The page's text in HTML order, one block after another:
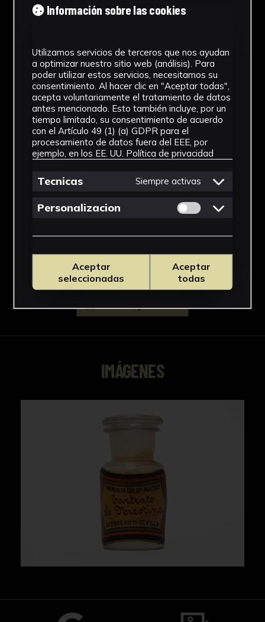
Tipología
Cronología
SF
Materiales
Vidrio
Ubicación
Facultad de Farmacia
Ver más
Descargar Ficha
IMÁGENES
Información sobre las cookies
Utilizamos servicios de terceros que nos ayudan
a optimizar nuestro sitio web (análisis). Para
poder utilizar estos servicios, necesitamos su
consentimiento. Al hacer clic en "Aceptar todas",
acepta voluntariamente el tratamiento de datos
antes mencionado. Esto también incluye, por un
tiempo limitado, su consentimiento de acuerdo
con el Artículo 49 (1) (a) GDPR para el
procesamiento de datos fuera del EEE, por
ejemplo, en los EE. UU. Política de privacidad
Tecnicas Siempre activas
Personalizacion Permitir cookies
Aceptar
seleccionadas
Aceptar
todas